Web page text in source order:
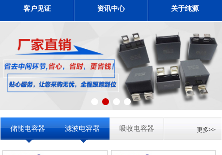
客户见证 资讯中心 关于纯源
储能电容器 滤波电容器 吸收电容器 更多>>